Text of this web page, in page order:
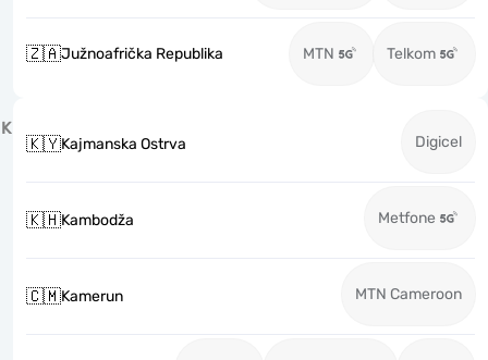
🇿🇦Južnoafrička Republika MTN Telkom
K
🇰🇾Kajmanska Ostrva Digicel
🇰🇭Kambodža Metfone
🇨🇲Kamerun MTN Cameroon